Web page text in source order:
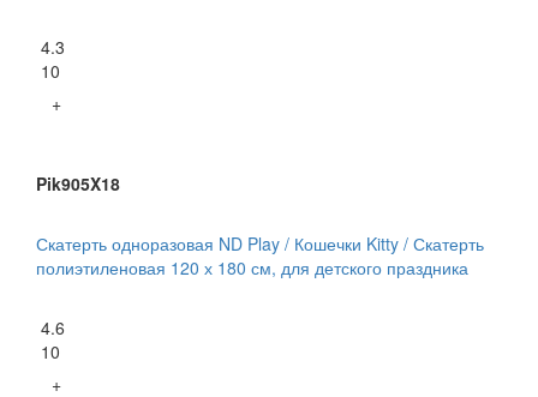
4.3
10
+
Pik905X18
Скатерть одноразовая ND Play / Кошечки Kitty / Скатерть
полиэтиленовая 120 х 180 см, для детского праздника
4.6
10
+